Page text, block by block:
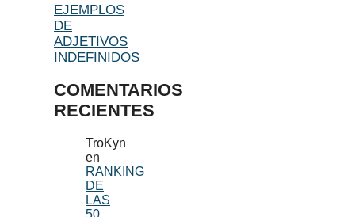
EJEMPLOS
DE
ADJETIVOS
INDEFINIDOS
COMENTARIOS
RECIENTES
TroKyn
en
RANKING
DE
LAS
50